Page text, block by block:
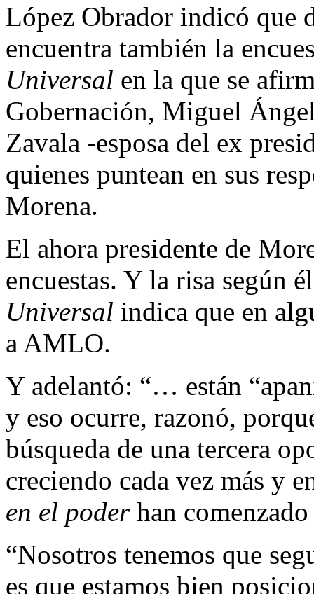
López Obrador indicó que
encuentra también la
Universal en la que se
Gobernación, Miguel
Zavala -esposa del ex
quienes puntean en sus
Morena.
El ahora presidente de
encuestas. Y la risa según
Universal indica que en
a AMLO.
Y adelantó: “… están
y eso ocurre, razonó,
búsqueda de una tercera
creciendo cada vez más y
en el poderhan comenzado
“Nosotros tenemos que
es que estamos bien